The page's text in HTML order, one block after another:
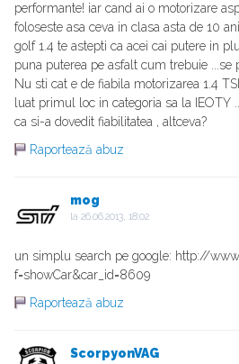
performante! iar cand ai o motorizare
foloseste asa ceva in clasa asta de 10
golf 1.4 te astepti ca acei cai putere in
puna puterea pe asfalt cum trebuie ...se
Nu sti cat e de fiabila motorizarea 1.4
luat primul loc in categoria sa la IEOTY
ca si-a dovedit fiabilitatea , altceva?
Raportează abuz
mog
la 26.06.2013, 18:02
un simplu search pe google: http://
f=showCar&car_id=8609
Raportează abuz
ScorpyonVAG